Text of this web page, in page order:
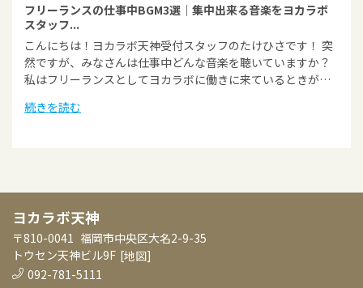
フリーランスの仕事中BGM3選｜集中出来る音楽をヨカラボ
スタッフ...
こんにちは！ヨカラボ天神受付スタッフのたけひさです！ 突
然ですが、みなさんは仕事中どんな音楽を聴いていますか？
私はフリーランスとしてヨカラボに働きに来ているときが…
続きを読む
ヨカラボ天神
〒810-0041 福岡市中央区大名2-9-35
トウセン天神ビル9F [地図]
092-781-5111